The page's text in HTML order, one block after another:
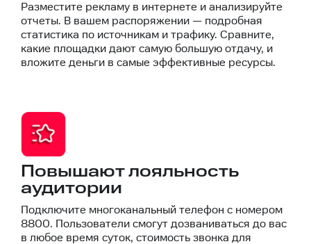
Разместите рекламу в интернете и анализируйте
отчеты. В вашем распоряжении — подробная
статистика по источникам и трафику. Сравните,
какие площадки дают самую большую отдачу, и
вложите деньги в самые эффективные ресурсы.
Повышают лояльность
аудитории
Подключите многоканальный телефон с номером
8800. Пользователи смогут дозваниваться до вас
в любое время суток, стоимость звонка для